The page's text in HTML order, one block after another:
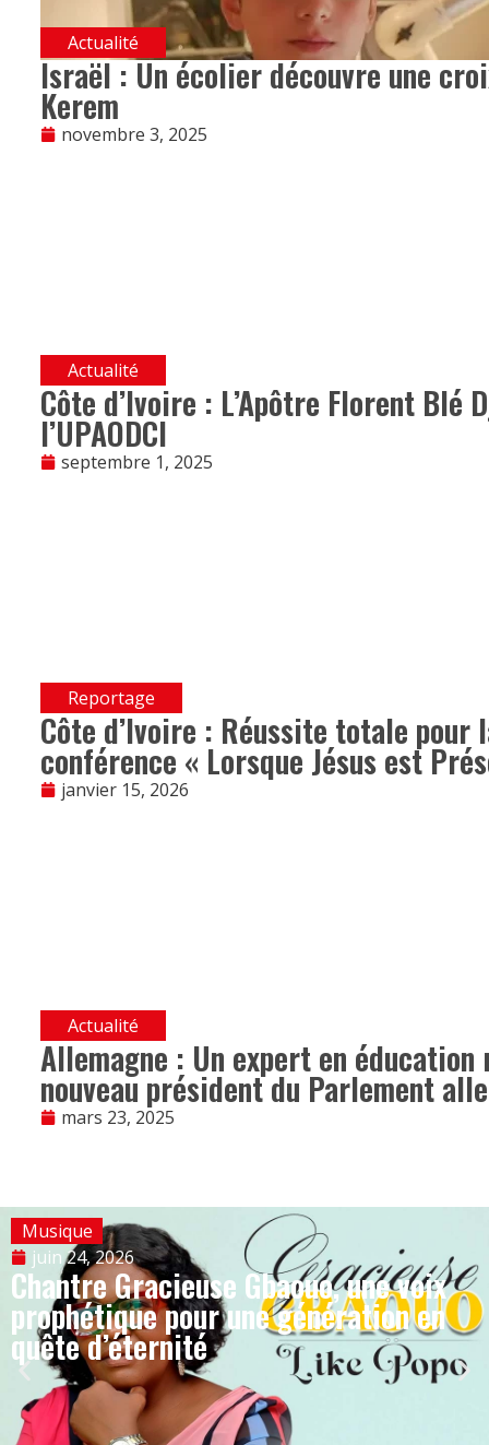
Actualité
Israël : Un écolier découvre une
Kerem
novembre 3, 2025
Actualité
Côte d’Ivoire : L’Apôtre Florent Blé
l’UPAODCI
septembre 1, 2025
Reportage
Côte d’Ivoire : Réussite totale
conférence « Lorsque Jésus est
janvier 15, 2026
Actualité
Allemagne : Un expert en
nouveau président du Parlement
mars 23, 2025
Musique
juin 24, 2026
Chantre Gracieuse Gbaouo, une voix
prophétique pour une génération en
quête d’éternité